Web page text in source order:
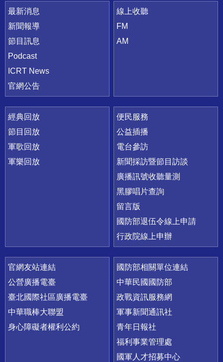
最新消息
新聞報導
節目訊息
Podcast
ICRT News
官網公告
線上收聽
FM
AM
經典回放
節目回放
軍歌回放
軍樂回放
便民服務
公益插播
電台參訪
新聞採訪暨節目訪談
廣播訊號收聽量測
黑膠唱片查詢
留言版
國防部退伍令線上申請
行政院線上申辦
官網友站連結
公營廣播電臺
臺北國際社區廣播電臺
中華職棒大聯盟
身心障礙者權利公約
國防部相關單位連結
中華民國國防部
政戰資訊服務網
軍事新聞通訊社
青年日報社
福利事業管理處
國軍人才招募中心